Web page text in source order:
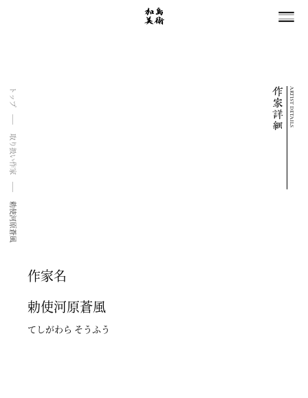
トップ
取り扱い作家
勅使河原蒼風
ARTIST DETAILS
作家名
勅使河原蒼風
てしがわら そうふう